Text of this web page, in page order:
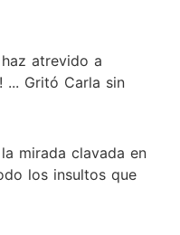
atrevido a
... Gritó Carla sin
mirada clavada en
los insultos que